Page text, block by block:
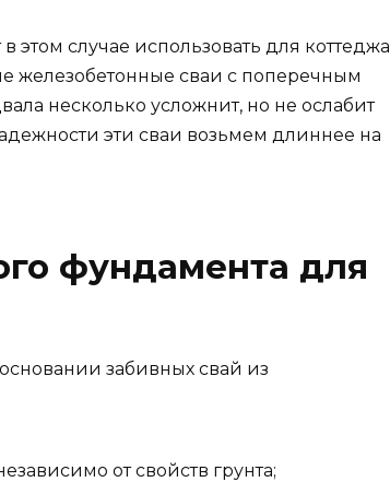
случае использовать для коттеджа
железобетонные сваи с поперечным
несколько усложнит, но не ослабит
эти сваи возьмем длиннее на
фундамента для
забивных свай из
от свойств грунта;